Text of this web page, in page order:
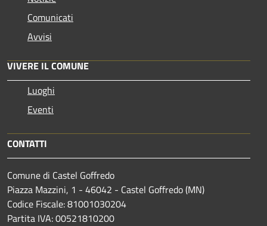
Comunicati
Avvisi
VIVERE IL COMUNE
Luoghi
Eventi
CONTATTI
Comune di Castel Goffredo
Piazza Mazzini, 1 - 46042 - Castel Goffredo (MN)
Codice Fiscale: 81001030204
Partita IVA: 00521810200